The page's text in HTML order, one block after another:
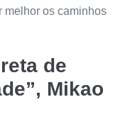
melhor os caminhos
de
Mikao